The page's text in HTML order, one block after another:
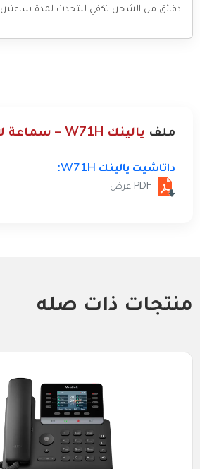
دقائق من الشحن تكفي للتحدث لمدة ساعتين
ملف يالينك W71H – سماعة لاسلكية DECT
داتاشيت يالينك W71H:
منتجات ذات صله